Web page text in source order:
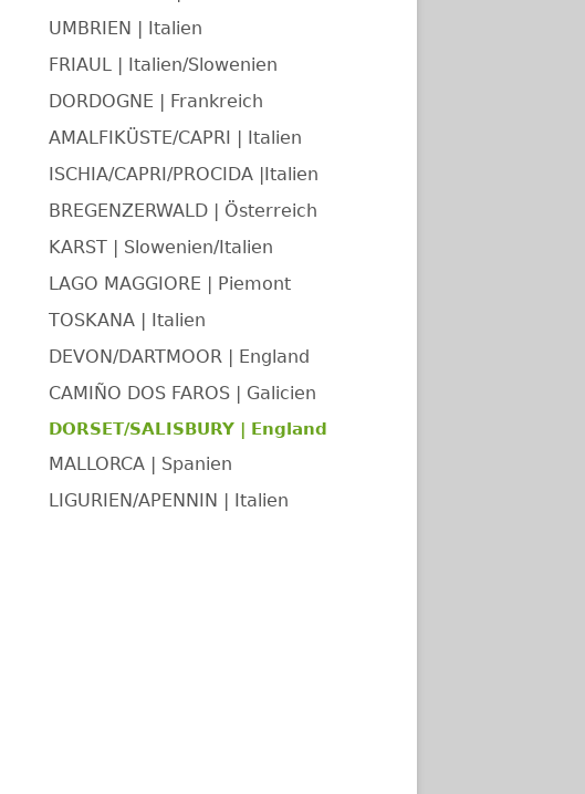
UMBRIEN | Italien
FRIAUL | Italien/Slowenien
DORDOGNE | Frankreich
AMALFIKÜSTE/CAPRI | Italien
ISCHIA/CAPRI/PROCIDA |Italien
BREGENZERWALD | Österreich
KARST | Slowenien/Italien
LAGO MAGGIORE | Piemont
TOSKANA | Italien
DEVON/DARTMOOR | England
CAMIÑO DOS FAROS | Galicien
DORSET/SALISBURY | England
MALLORCA | Spanien
LIGURIEN/APENNIN | Italien